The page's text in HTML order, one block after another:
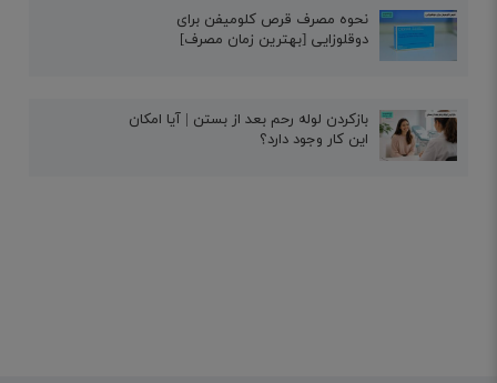
نحوه مصرف قرص کلومیفن برای
دوقلوزایی [بهترین زمان مصرف]
بازکردن لوله رحم بعد از بستن | آیا امکان
این کار وجود دارد؟